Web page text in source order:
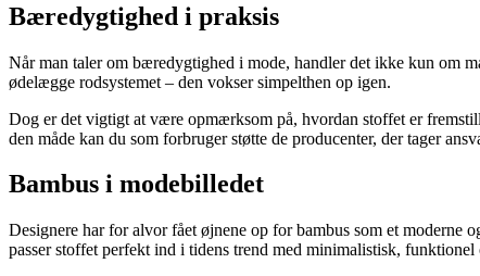
Bæredygtighed i praksis
Når man taler om bæredygtighed i mode, handler det ikke kun om
ødelægge rodsystemet – den vokser simpelthen op igen.
Dog er det vigtigt at være opmærksom på, hvordan stoffet er
den måde kan du som forbruger støtte de producenter, der tager
Bambus i modebilledet
Designere har for alvor fået øjnene op for bambus som et
passer stoffet perfekt ind i tidens trend med minimalistisk,